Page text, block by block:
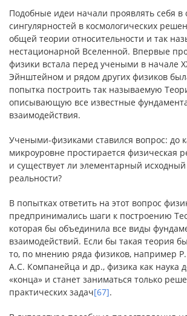
Подобные идеи начали проявлять себя в
сингулярностей в космологических
общей теории относительности и так
нестационарной Вселенной. Впервые
физики встала перед учеными в начале
Эйнштейном и рядом других физиков
попытка построить так называемую
описывающую все известные
взаимодействия.
Учеными-физиками ставился вопрос: до
микроуровне простирается физическая
и существует ли элементарный
реальности?
В попытках ответить на этот вопрос
предпринимались шаги к построению
которая бы объединила все виды
взаимодействий. Если бы такая теория
то, по мнению ряда физиков, например
А.С. Компанейца и др., физика как наука
«конца» и станет заниматься только
практических задач[67].